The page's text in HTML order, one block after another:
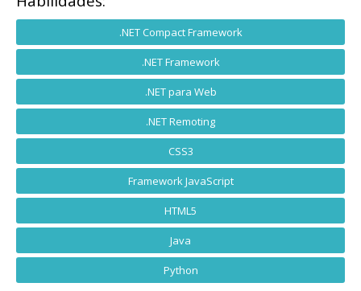
.NET Compact Framework
.NET Framework
.NET para Web
.NET Remoting
CSS3
Framework JavaScript
HTML5
Java
Python